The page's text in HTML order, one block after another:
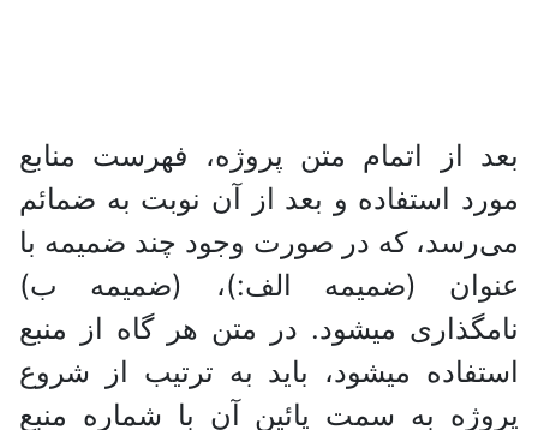
بعد از اتمام متن پروژه، فهرست منابع
مورد استفاده و بعد از آن نوبت به ضمائم
می‌رسد، که در صورت وجود چند ضمیمه با
عنوان (ضمیمه الف:)، (ضمیمه ب)
نامگذاری میشود. در متن هر گاه از منبع
استفاده میشود، باید به ترتیب از شروع
پروژه به سمت پائین آن با شماره منبع